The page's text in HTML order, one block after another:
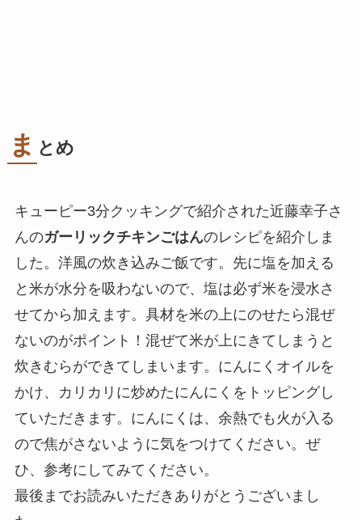
ま とめ
キューピー3分クッキングで紹介された近藤幸子さ
んのガーリックチキンごはんのレシピを紹介しま
した。洋風の炊き込みご飯です。先に塩を加える
と米が水分を吸わないので、塩は必ず米を浸水さ
せてから加えます。具材を米の上にのせたら混ぜ
ないのがポイント！混ぜて米が上にきてしまうと
炊きむらができてしまいます。にんにくオイルを
かけ、カリカリに炒めたにんにくをトッピングし
ていただきます。にんにくは、余熱でも火が入る
ので焦がさないように気をつけてください。ぜ
ひ、参考にしてみてください。
最後までお読みいただきありがとうございまし